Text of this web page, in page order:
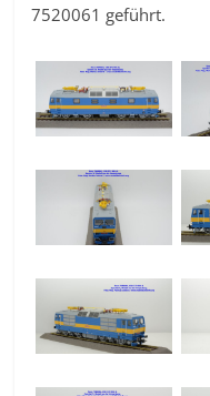
7520061 geführt.